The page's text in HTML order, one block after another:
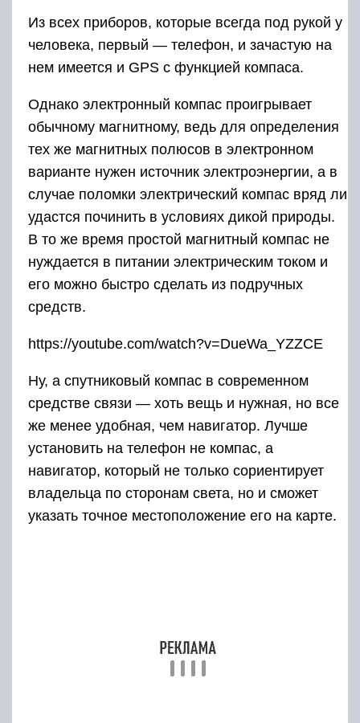
Из всех приборов, которые всегда под рукой у
человека, первый — телефон, и зачастую на
нем имеется и GPS с функцией компаса.
Однако электронный компас проигрывает
обычному магнитному, ведь для определения
тех же магнитных полюсов в электронном
варианте нужен источник электроэнергии, а в
случае поломки электрический компас вряд ли
удастся починить в условиях дикой природы.
В то же время простой магнитный компас не
нуждается в питании электрическим током и
его можно быстро сделать из подручных
средств.
https://youtube.com/watch?v=DueWa_YZZCE
Ну, а спутниковый компас в современном
средстве связи — хоть вещь и нужная, но все
же менее удобная, чем навигатор. Лучше
установить на телефон не компас, а
навигатор, который не только сориентирует
владельца по сторонам света, но и сможет
указать точное местоположение его на карте.